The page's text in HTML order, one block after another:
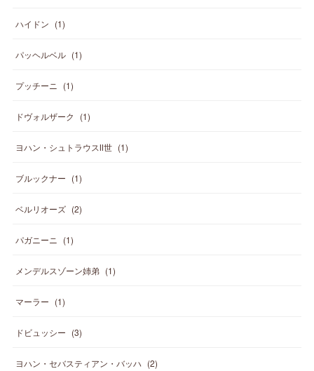
ハイドン (1)
パッヘルベル (1)
プッチーニ (1)
ドヴォルザーク (1)
ヨハン・シュトラウスⅡ世 (1)
ブルックナー (1)
ベルリオーズ (2)
パガニーニ (1)
メンデルスゾーン姉弟 (1)
マーラー (1)
ドビュッシー (3)
ヨハン・セバスティアン・バッハ (2)